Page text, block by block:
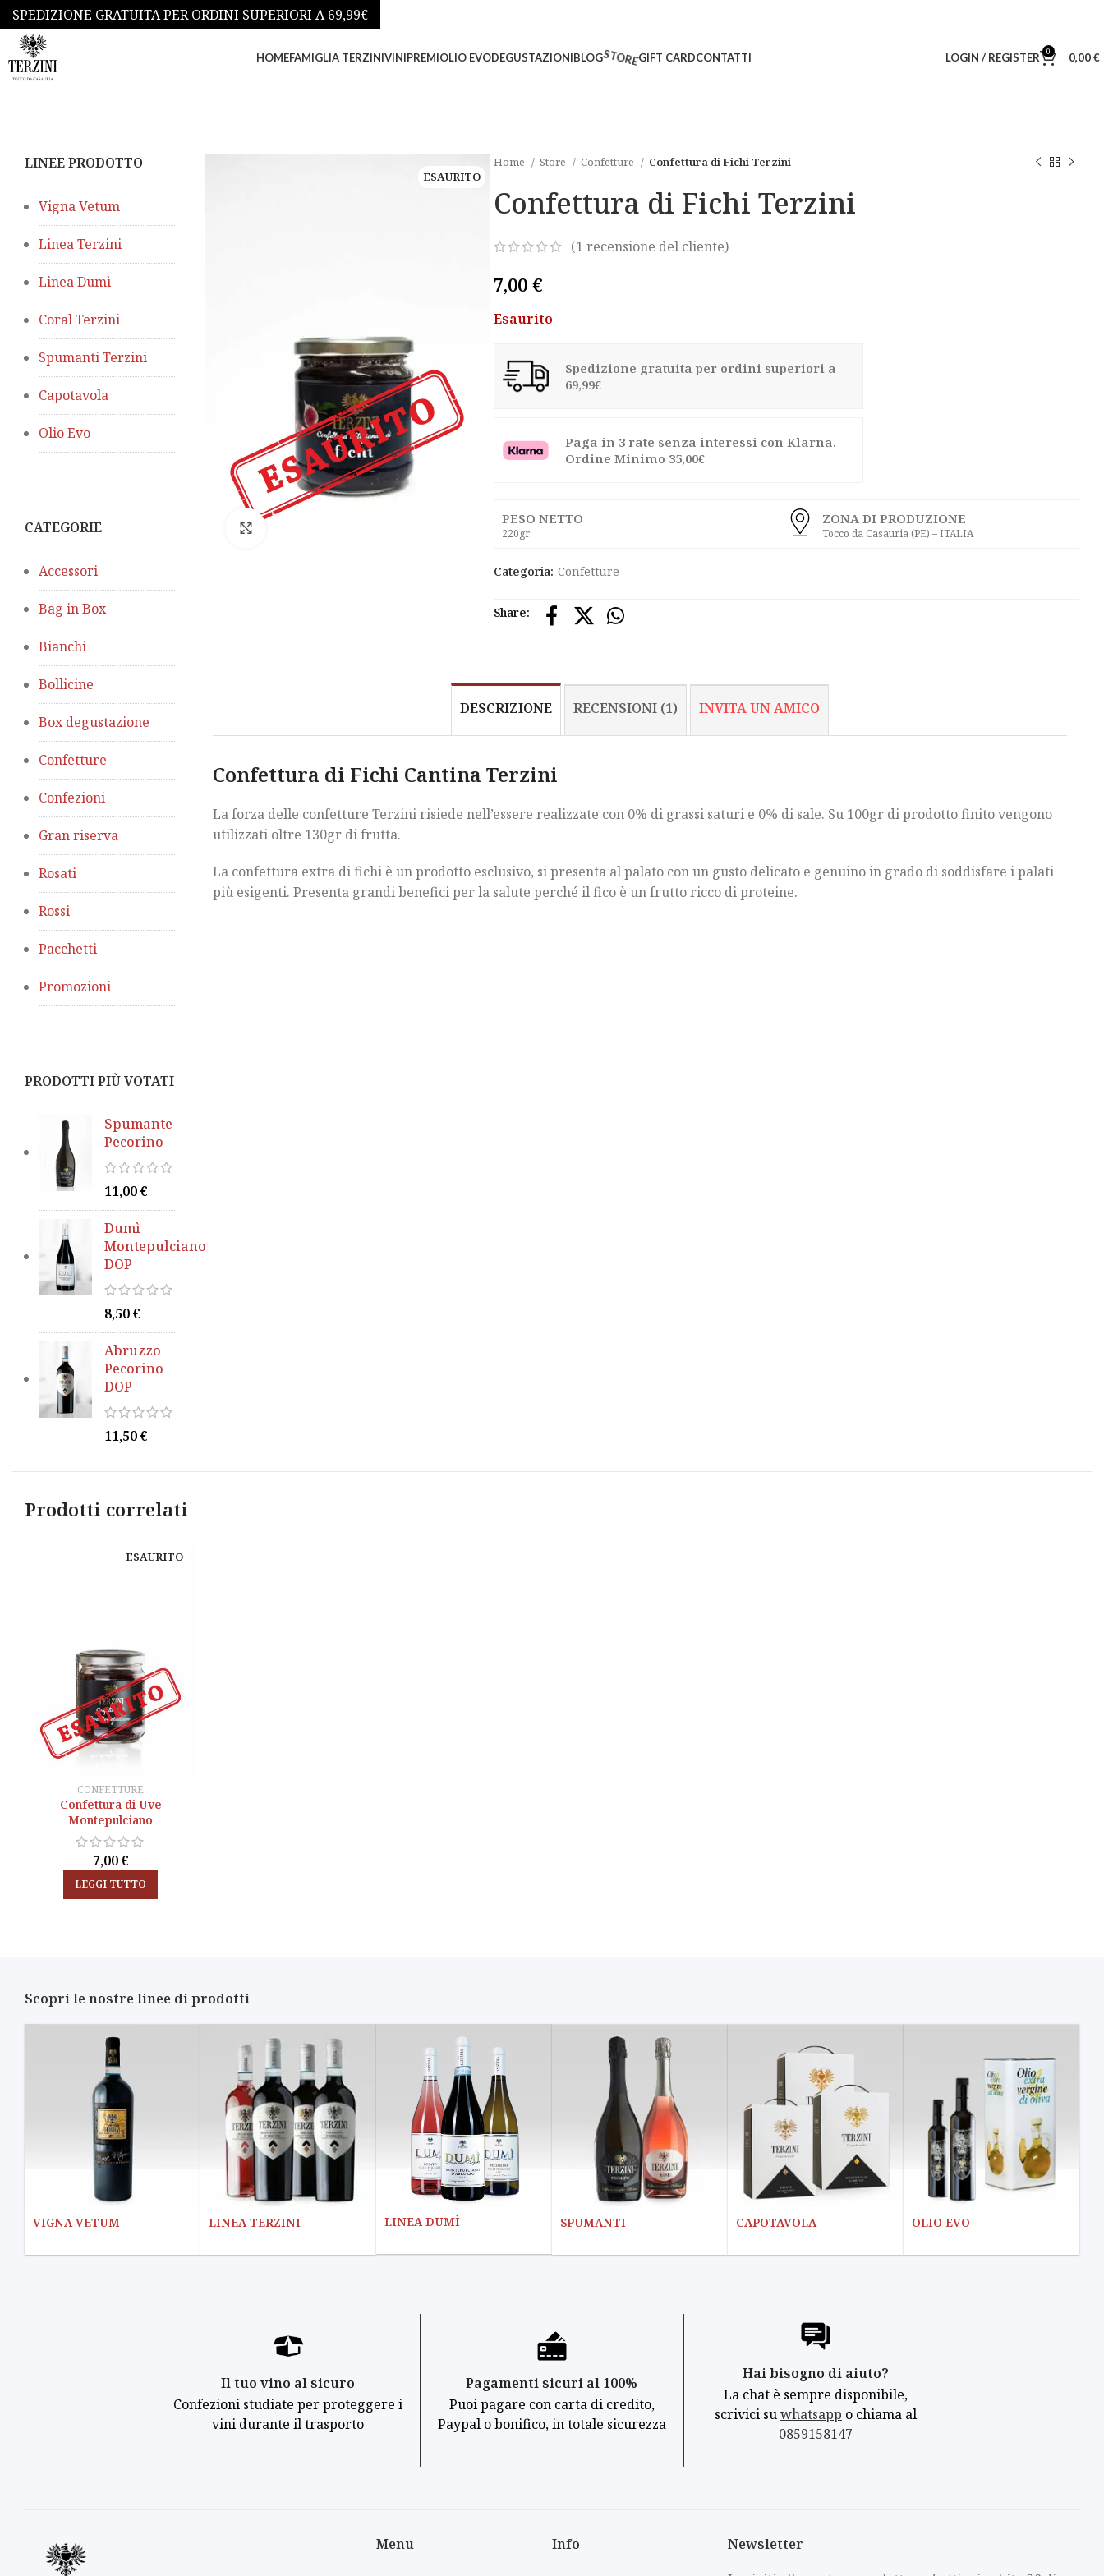
HOMEFAMIGLIA TERZINIVINIPREMIOLIO EVODEGUSTAZIONIBLOGSTOREGIFT CARDCONTATTI LOGIN / REGISTER 0 0,00€
ESAURITO
Home Store Confetture Confettura di Fichi Terzini
Confettura di Fichi Terzini
(1 recensione del cliente)
7,00 €
Esaurito
Spedizione gratuita per ordini superiori a
69,99€
Paga in 3 rate senza interessi con Klarna.
Ordine Minimo 35,00€
PESO NETTO
220gr
ZONA DI PRODUZIONE
Tocco da Casauria (PE) – ITALIA
Categoria: Confetture
Share:
DESCRIZIONE RECENSIONI (1) INVITA UN AMICO
Confettura di Fichi Cantina Terzini
La forza delle confetture Terzini risiede nell’essere realizzate con 0% di grassi saturi e 0% di sale. Su 100gr di prodotto finito vengono
utilizzati oltre 130gr di frutta.
La confettura extra di fichi è un prodotto esclusivo, si presenta al palato con un gusto delicato e genuino in grado di soddisfare i palati
più esigenti. Presenta grandi benefici per la salute perché il fico è un frutto ricco di proteine.
LINEE PRODOTTO
Vigna Vetum
Linea Terzini
Linea Dumì
Coral Terzini
Spumanti Terzini
Capotavola
Olio Evo
CATEGORIE
Accessori
Bag in Box
Bianchi
Bollicine
Box degustazione
Confetture
Confezioni
Gran riserva
Rosati
Rossi
Pacchetti
Promozioni
PRODOTTI PIÙ VOTATI
Spumante
Pecorino
11,00€
Dumì
Montepulciano
DOP
8,50€
Abruzzo
Pecorino
DOP
11,50€
Prodotti correlati
ESAURITO
CONFETTURE
Confettura di Uve
Montepulciano
7,00€
LEGGI TUTTO
Scopri le nostre linee di prodotti
VIGNA VETUM LINEA TERZINI LINEA DUMÌ SPUMANTI CAPOTAVOLA OLIO EVO
Il tuo vino al sicuro
Confezioni studiate per proteggere i
vini durante il trasporto
Pagamenti sicuri al 100%
Puoi pagare con carta di credito,
Paypal o bonifico, in totale sicurezza
Hai bisogno di aiuto?
La chat è sempre disponibile,
scrivici suwhatsapp o chiama al
0859158147
Menu Info
Newsletter
SPEDIZIONE GRATUITA PER ORDINI SUPERIORI A 69,99€